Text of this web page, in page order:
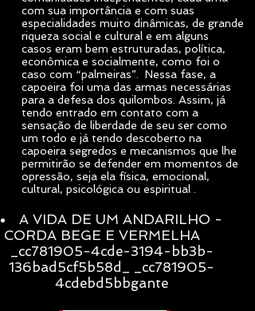
com sua importância e com suas
especialidades muito dinâmicas, de grande
riqueza social e cultural e em alguns
casos eram bem estruturadas, política,
econômica e socialmente, como foi o
caso com “palmeiras”. Nessa fase, a
capoeira foi uma das armas necessárias
para a defesa dos quilombos. Assim, já
tendo entrado em contato com a
sensação de liberdade de seu ser como
um todo e já tendo descoberto na
capoeira segredos e mecanismos que lhe
permitirão se defender em momentos de
opressão, seja ela física, emocional,
cultural, psicológica ou espiritual .
A VIDA DE UM ANDARILHO -
CORDA BEGE E VERMELHA
_cc781905-4cde-3194-bb3b-
136bad5cf5b58d_ _cc781905-
4cdebd5bbgante